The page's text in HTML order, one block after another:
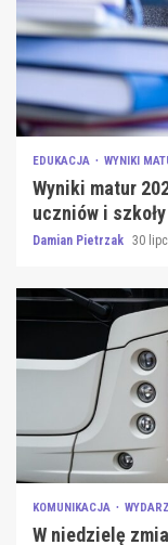
EDUKACJA WYNIKI
Wyniki matur
uczniów i
Damian Pietrzak 30
KOMUNIKACJA
W niedzielę